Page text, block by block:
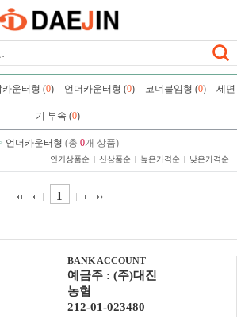
카운터형 (0) 언더카운터형 (0) 코너붙임형 (0) 세면
기 부속 (0)
언더카운터형 (총 0개 상품)
인기상품순 신상품순 높은가격순 낮은가격순
1
BANK ACCOUNT
예금주 : (주)대진
농협
212-01-023480